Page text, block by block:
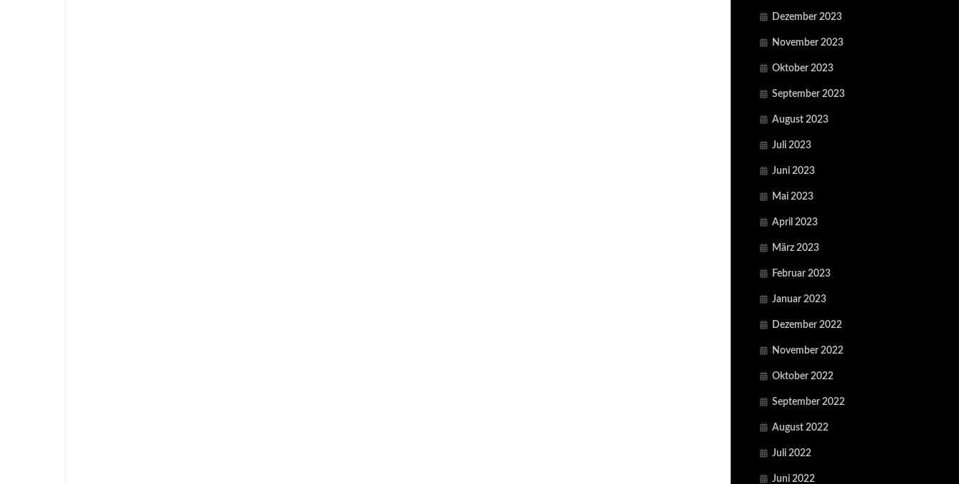
Dezember 2023
November 2023
Oktober 2023
September 2023
August 2023
Juli 2023
Juni 2023
Mai 2023
April 2023
März 2023
Februar 2023
Januar 2023
Dezember 2022
November 2022
Oktober 2022
September 2022
August 2022
Juli 2022
Juni 2022